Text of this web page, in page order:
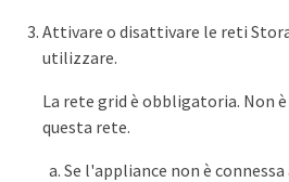
Attivare o disattivare le reti
utilizzare.
La rete grid è obbligatoria. Non
questa rete.
Se l'appliance non è